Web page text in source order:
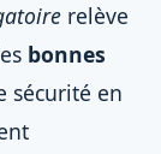
relève
bonnes
sécurité en